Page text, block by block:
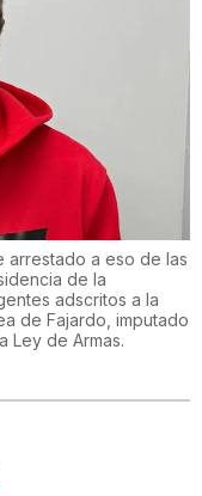
arrestado a eso de las
de la
adscritos a la
de Fajardo, imputado
Ley de Armas.